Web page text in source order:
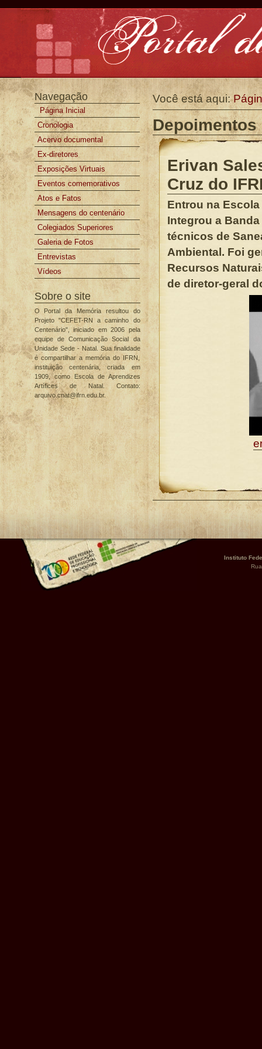
para
conteúdo.
navegação
Ferramentas
Pessoais
Navegação
Página Inicial
Cronologia
Acervo documental
Ex-diretores
Exposições Virtuais
Eventos comemorativos
Atos e Fatos
Mensagens do centenário
Colegiados Superiores
Galeria de Fotos
Entrevistas
Vídeos
Sobre o site
O Portal da Memória resultou do
Projeto "CEFET-RN a caminho do
Centenário", iniciado em 2006 pela
equipe de Comunicação Social da
Unidade Sede - Natal. Sua finalidade
é compartilhar a memória do IFRN,
instituição centenária, criada em
1909, como Escola de Aprendizes
Artífices de Natal. Contato:
arquivo.cnat@ifrn.edu.br.
Você está aqui:
Depoimentos
Erivan
Cruz do
Entrou na
Integrou a
técnicos de
Ambiental. Foi
Recursos
de diretor-geral
Ações
documento
Instituto